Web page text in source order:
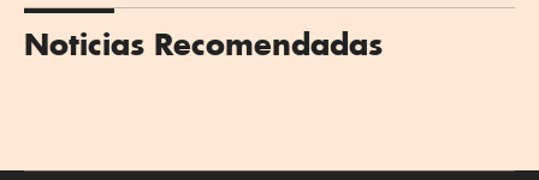
Noticias Recomendadas